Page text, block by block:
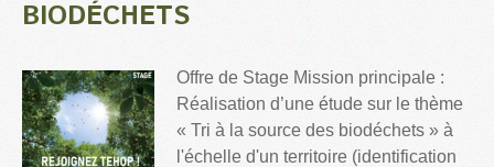
BIODÉCHETS
Offre de Stage Mission principale :
Réalisation d’une étude sur le thème
« Tri à la source des biodéchets » à
l'échelle d'un territoire (identification